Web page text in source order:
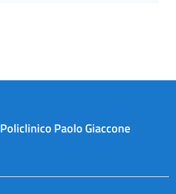
Policlinico Paolo Giaccone